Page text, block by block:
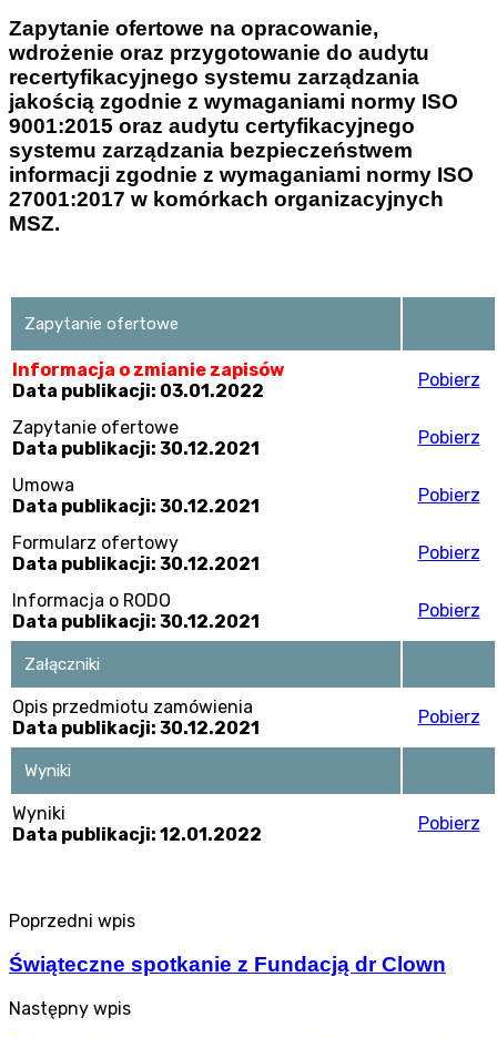
Zapytanie ofertowe na opracowanie,
wdrożenie oraz przygotowanie do audytu
recertyfikacyjnego systemu zarządzania
jakością zgodnie z wymaganiami normy ISO
9001:2015 oraz audytu certyfikacyjnego
systemu zarządzania bezpieczeństwem
informacji zgodnie z wymaganiami normy ISO
27001:2017 w komórkach organizacyjnych
MSZ.
Zapytanie ofertowe
Informacja o zmianie zapisów
Data publikacji: 03.01.2022
Pobierz
Zapytanie ofertowe
Data publikacji: 30.12.2021
Pobierz
Umowa
Data publikacji: 30.12.2021
Pobierz
Formularz ofertowy
Data publikacji: 30.12.2021
Pobierz
Informacja o RODO
Data publikacji: 30.12.2021
Pobierz
Załączniki
Opis przedmiotu zamówienia
Data publikacji: 30.12.2021
Pobierz
Wyniki
Wyniki
Data publikacji: 12.01.2022
Pobierz
Poprzedni wpis
Świąteczne spotkanie z Fundacją dr Clown
Następny wpis